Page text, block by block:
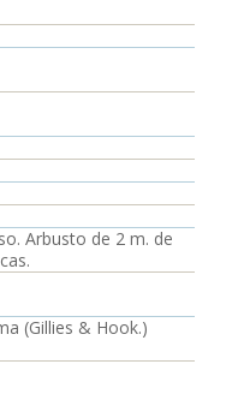
Arbusto de 2 m. de
(Gillies & Hook.)